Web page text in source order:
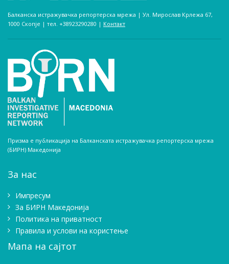
Балканска истражувачка репортерска мрежа | Ул. Мирослав Крлежа 67,
1000 Скопје | тел. +38923290280­ | Контакт
Призма е публикација на Балканската истражувачка репортерска мрежа
(БИРН) Македонија
За нас
Импресум
Зa БИРН Македонија
Политика на приватност
Правила и услови на користење
Мапа на сајтот